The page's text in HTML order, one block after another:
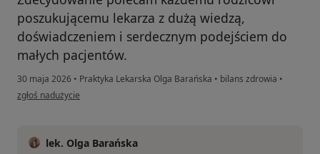
poszukującemu lekarza z dużą wiedzą,
doświadczeniem i serdecznym podejściem do
małych pacjentów.
30 maja 2026 • Praktyka Lekarska Olga Barańska • bilans zdrowia •
w opinii użytkownika Paulina
zgłoś nadużycie
lek. Olga Barańska